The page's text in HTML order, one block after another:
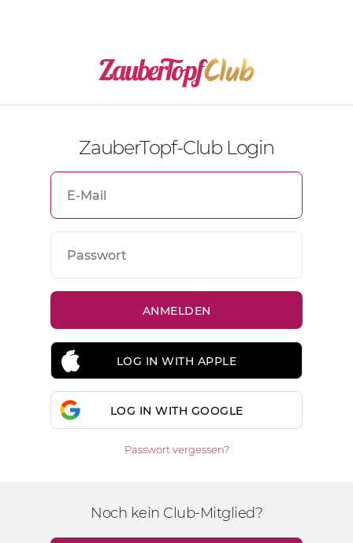
ZauberTopf-Club Login
LOG IN WITH APPLE
LOG IN WITH GOOGLE
Passwort vergessen?
Noch kein Club-Mitglied?